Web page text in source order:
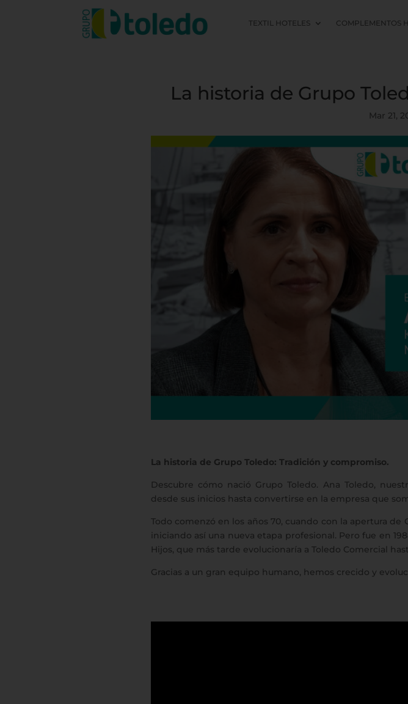
TEXTIL HOTELES COMPLEMENTOS
La historia de Grupo
Mar 21,
La historia de Grupo Toledo: Tradición y compromiso.
Descubre cómo nació Grupo Toledo. Ana Toledo,
desde sus inicios hasta convertirse en la empresa que
Todo comenzó en los años 70, cuando con la apertura de
iniciando así una nueva etapa profesional. Pero fue en
Hijos, que más tarde evolucionaría a Toledo Comercial
Gracias a un gran equipo humano, hemos crecido y